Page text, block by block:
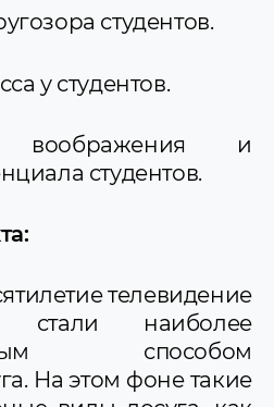
студентов.
у студентов.
воображения и
студентов.
:
телевидение
наиболее
способом
На этом фоне такие